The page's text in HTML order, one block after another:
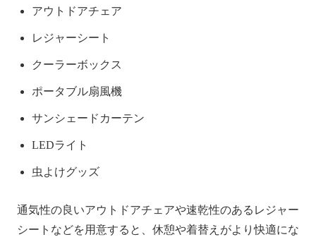
アウトドアチェア
レジャーシート
クーラーボックス
ポータブル扇風機
サンシェードカーテン
LEDライト
虫よけグッズ
通気性の良いアウトドアチェアや速乾性のあるレジャー
シートなどを用意すると、休憩や着替えがより快適にな